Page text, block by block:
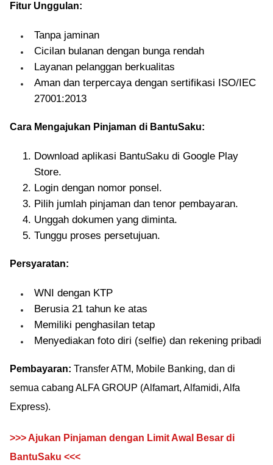
Fitur Unggulan:
Tanpa jaminan
Cicilan bulanan dengan bunga rendah
Layanan pelanggan berkualitas
Aman dan terpercaya dengan sertifikasi ISO/IEC
27001:2013
Cara Mengajukan Pinjaman di BantuSaku:
Download aplikasi BantuSaku di Google Play
Store.
Login dengan nomor ponsel.
Pilih jumlah pinjaman dan tenor pembayaran.
Unggah dokumen yang diminta.
Tunggu proses persetujuan.
Persyaratan:
WNI dengan KTP
Berusia 21 tahun ke atas
Memiliki penghasilan tetap
Menyediakan foto diri (selfie) dan rekening pribadi
Pembayaran: Transfer ATM, Mobile Banking, dan di
semua cabang ALFA GROUP (Alfamart, Alfamidi, Alfa
Express).
>>> Ajukan Pinjaman dengan Limit Awal Besar di
BantuSaku <<<